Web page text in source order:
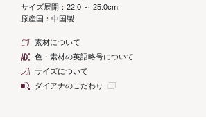
サイズ展開：22.0 ～ 25.0cm
原産国：中国製
素材について
色・素材の英語略号について
サイズについて
ダイアナのこだわり